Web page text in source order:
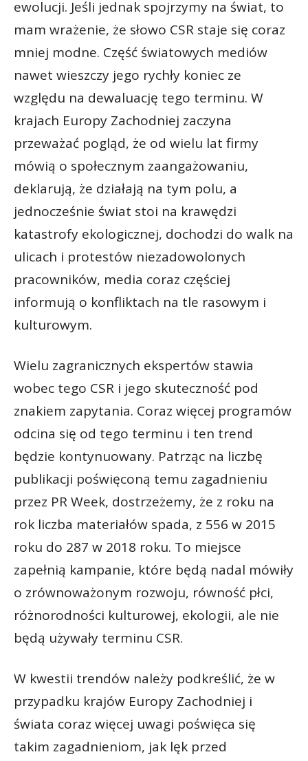
ewolucji. Jeśli jednak spojrzymy na świat, to
mam wrażenie, że słowo CSR staje się coraz
mniej modne. Część światowych mediów
nawet wieszczy jego rychły koniec ze
względu na dewaluację tego terminu. W
krajach Europy Zachodniej zaczyna
przeważać pogląd, że od wielu lat firmy
mówią o społecznym zaangażowaniu,
deklarują, że działają na tym polu, a
jednocześnie świat stoi na krawędzi
katastrofy ekologicznej, dochodzi do walk na
ulicach i protestów niezadowolonych
pracowników, media coraz częściej
informują o konfliktach na tle rasowym i
kulturowym.
Wielu zagranicznych ekspertów stawia
wobec tego CSR i jego skuteczność pod
znakiem zapytania. Coraz więcej programów
odcina się od tego terminu i ten trend
będzie kontynuowany. Patrząc na liczbę
publikacji poświęconą temu zagadnieniu
przez PR Week, dostrzeżemy, że z roku na
rok liczba materiałów spada, z 556 w 2015
roku do 287 w 2018 roku. To miejsce
zapełnią kampanie, które będą nadal mówiły
o zrównoważonym rozwoju, równość płci,
różnorodności kulturowej, ekologii, ale nie
będą używały terminu CSR.
W kwestii trendów należy podkreślić, że w
przypadku krajów Europy Zachodniej i
świata coraz więcej uwagi poświęca się
takim zagadnieniom, jak lęk przed